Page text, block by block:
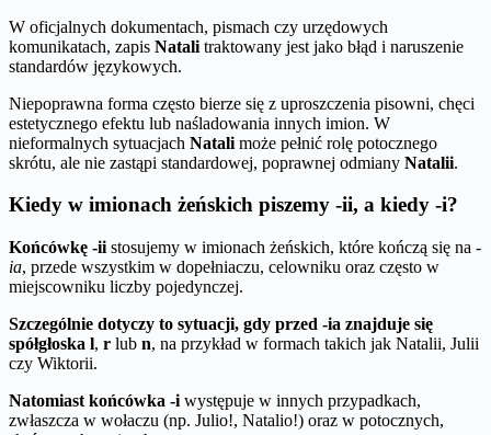
W oficjalnych dokumentach, pismach czy urzędowych
komunikatach, zapis Natali traktowany jest jako błąd i naruszenie
standardów językowych.
Niepoprawna forma często bierze się z uproszczenia pisowni, chęci
estetycznego efektu lub naśladowania innych imion. W
nieformalnych sytuacjach Natali może pełnić rolę potocznego
skrótu, ale nie zastąpi standardowej, poprawnej odmiany Natalii.
Kiedy w imionach żeńskich piszemy -ii, a kiedy -i?
Końcówkę -ii stosujemy w imionach żeńskich, które kończą się na -
ia, przede wszystkim w dopełniaczu, celowniku oraz często w
miejscowniku liczby pojedynczej.
Szczególnie dotyczy to sytuacji, gdy przed -ia znajduje się
spółgłoska l, r lub n, na przykład w formach takich jak Natalii, Julii
czy Wiktorii.
Natomiast końcówka -i występuje w innych przypadkach,
zwłaszcza w wołaczu (np. Julio!, Natalio!) oraz w potocznych,